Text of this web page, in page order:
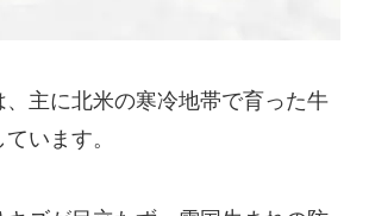
、主に北米の寒冷地帯で育った牛
います。